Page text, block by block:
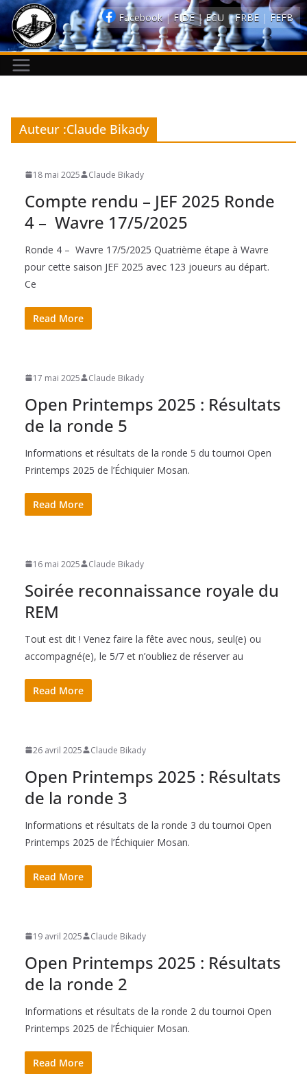
Passer
au
contenu
Auteur :Claude Bikady
18 mai 2025 Claude Bikady
Compte rendu – JEF 2025 Ronde
4 – Wavre 17/5/2025
Ronde 4 – Wavre 17/5/2025 Quatrième étape à Wavre
pour cette saison JEF 2025 avec 123 joueurs au départ.
Ce
Read More
17 mai 2025 Claude Bikady
Open Printemps 2025 : Résultats
de la ronde 5
Informations et résultats de la ronde 5 du tournoi Open
Printemps 2025 de l’Échiquier Mosan.
Read More
16 mai 2025 Claude Bikady
Soirée reconnaissance royale du
REM
Tout est dit ! Venez faire la fête avec nous, seul(e) ou
accompagné(e), le 5/7 et n’oubliez de réserver au
Read More
26 avril 2025 Claude Bikady
Open Printemps 2025 : Résultats
de la ronde 3
Informations et résultats de la ronde 3 du tournoi Open
Printemps 2025 de l’Échiquier Mosan.
Read More
19 avril 2025 Claude Bikady
Open Printemps 2025 : Résultats
de la ronde 2
Informations et résultats de la ronde 2 du tournoi Open
Printemps 2025 de l’Échiquier Mosan.
Read More
Facebook| FIDE| ECU | FRBE | FEFB